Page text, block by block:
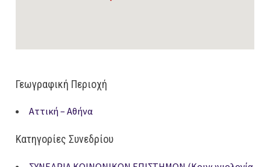
Γεωγραφική Περιοχή
Αττική – Αθήνα
Κατηγορίες Συνεδρίου